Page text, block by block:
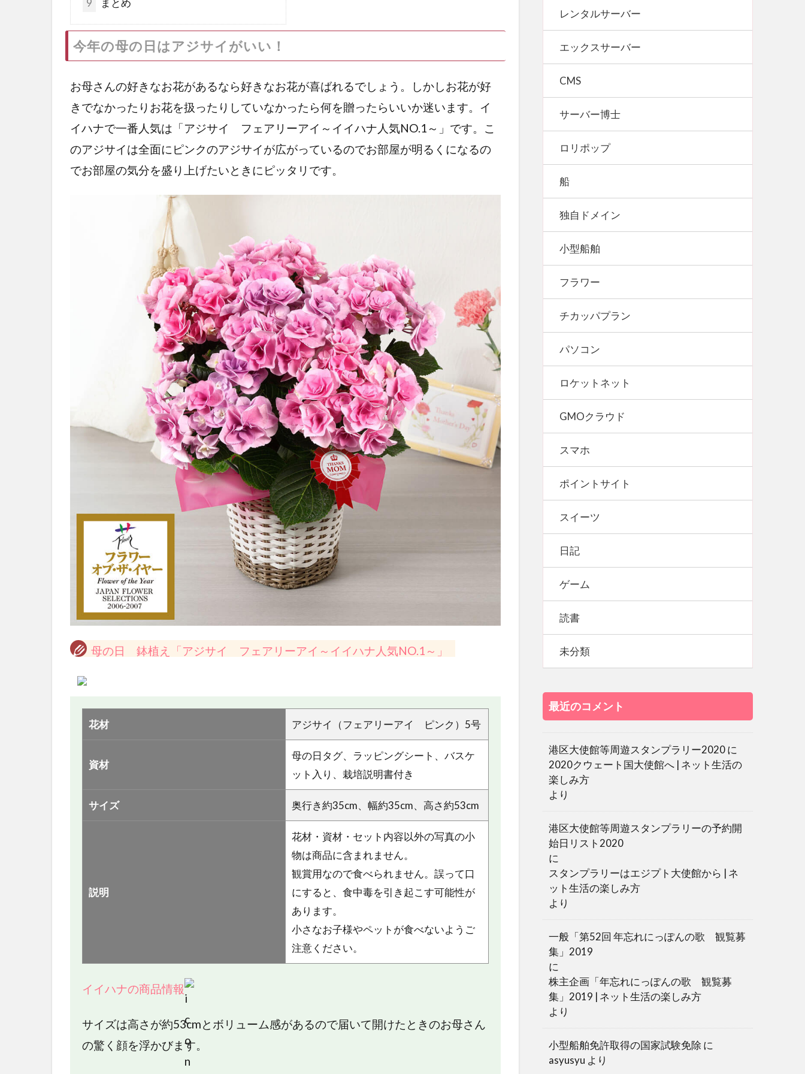
9 まとめ
今年の母の日はアジサイがいい！
お母さんの好きなお花があるなら好きなお花が喜ばれるでしょう。しかしお花が好
きでなかったりお花を扱ったりしていなかったら何を贈ったらいいか迷います。イ
イハナで一番人気は「アジサイ フェアリーアイ～イイハナ人気NO.1～」です。こ
のアジサイは全面にピンクのアジサイが広がっているのでお部屋が明るくになるの
でお部屋の気分を盛り上げたいときにピッタリです。
母の日 鉢植え「アジサイ フェアリーアイ～イイハナ人気NO.1～」
花材 アジサイ（フェアリーアイ ピンク）5号
資材
母の日タグ、ラッピングシート、バスケ
ット入り、栽培説明書付き
サイズ 奥行き約35cm、幅約35cm、高さ約53cm
説明
花材・資材・セット内容以外の写真の小
物は商品に含まれません。
観賞用なので食べられません。誤って口
にすると、食中毒を引き起こす可能性が
あります。
小さなお子様やペットが食べないようご
注意ください。
イイハナの商品情報
サイズは高さが約53cmとボリューム感があるので届いて開けたときのお母さん
の驚く顔を浮かびます。
レンタルサーバー
エックスサーバー
CMS
サーバー博士
ロリポップ
船
独自ドメイン
小型船舶
フラワー
チカッパプラン
パソコン
ロケットネット
GMOクラウド
スマホ
ポイントサイト
スイーツ
日記
ゲーム
読書
未分類
最近のコメント
港区大使館等周遊スタンプラリー2020に
2020クウェート国大使館へ | ネット生活の
楽しみ方
より
港区大使館等周遊スタンプラリーの予約開
始日リスト2020
に
スタンプラリーはエジプト大使館から | ネ
ット生活の楽しみ方
より
一般「第52回 年忘れにっぽんの歌 観覧募
集」2019
に
株主企画「年忘れにっぽんの歌 観覧募
集」2019 | ネット生活の楽しみ方
より
小型船舶免許取得の国家試験免除 に
asyusyu より